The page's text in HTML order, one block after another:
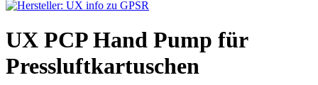
UX PCP Hand Pump für
Pressluftkartuschen